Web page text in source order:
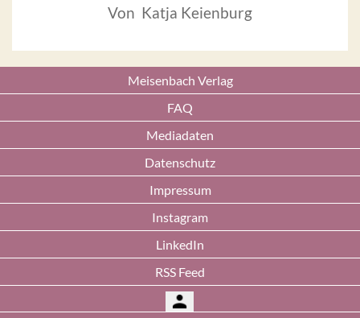
Von Katja Keienburg
Meisenbach Verlag
FAQ
Mediadaten
Datenschutz
Impressum
Instagram
LinkedIn
RSS Feed